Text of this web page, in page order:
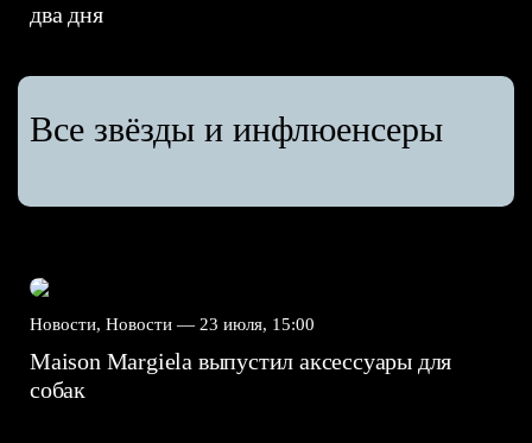
два дня
Все звёзды и инфлюенсеры
Новости, Новости — 23 июля, 15:00
Maison Margiela выпустил аксессуары для
собак